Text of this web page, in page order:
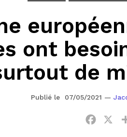
ont
de
Publié le 07/05/2021 —